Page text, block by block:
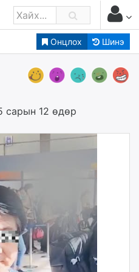
Онцлох Шинэ
12 өдөр